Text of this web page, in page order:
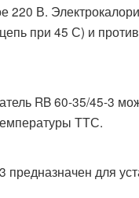
220 В.
при 45 С) и
RB 60-35/45-3
ТТС.
предназначен для